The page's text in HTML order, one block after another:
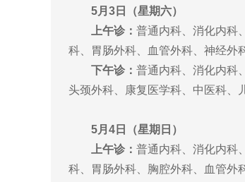
5月3日（星期六）
上午诊： 普通内科、消化内科
科、胃肠外科、血管外科、神经外
下午诊： 普通内科、消化内科
头颈外科、康复医学科、中医科、
5月4日（星期日）
上午诊： 普通内科、消化内科
科、胃肠外科、胸腔外科、血管外